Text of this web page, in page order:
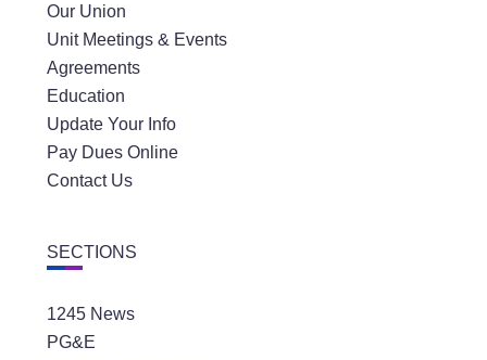
Our Union
Unit Meetings & Events
Agreements
Education
Update Your Info
Pay Dues Online
Contact Us
SECTIONS
1245 News
PG&E